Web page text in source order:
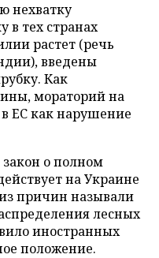
нехватку
в тех странах
растет (речь
введены
Как
мораторий на
ЕС как нарушение
о полном
на Украине
причин называли
лесных
иностранных
положение.